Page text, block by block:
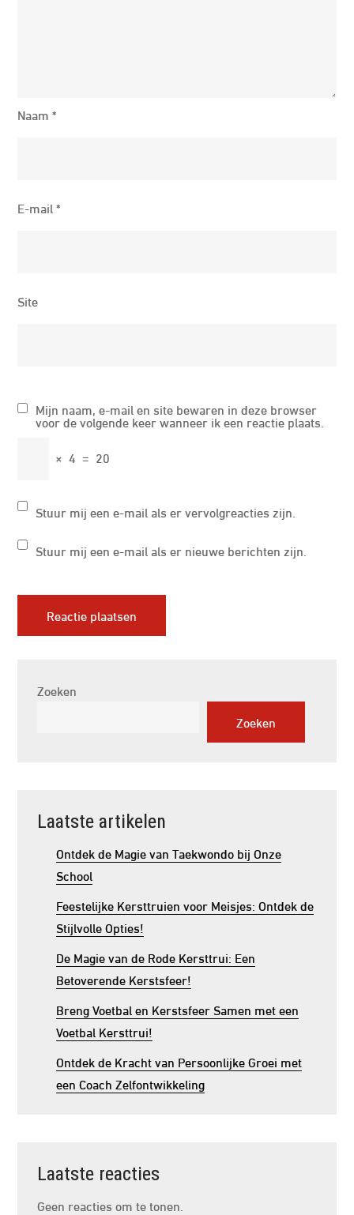
Naam*
E-mail*
Site
Mijn naam, e-mail en site bewaren in deze browser
voor de volgende keer wanneer ik een reactie plaats.
× 4 = 20
Stuur mij een e-mail als er vervolgreacties zijn.
Stuur mij een e-mail als er nieuwe berichten zijn.
Zoeken
Zoeken
Laatste artikelen
Ontdek de Magie van Taekwondo bij Onze
School
Feestelijke Kersttruien voor Meisjes: Ontdek de
Stijlvolle Opties!
De Magie van de Rode Kersttrui: Een
Betoverende Kerstsfeer!
Breng Voetbal en Kerstsfeer Samen met een
Voetbal Kersttrui!
Ontdek de Kracht van Persoonlijke Groei met
een Coach Zelfontwikkeling
Laatste reacties
Geen reacties om te tonen.